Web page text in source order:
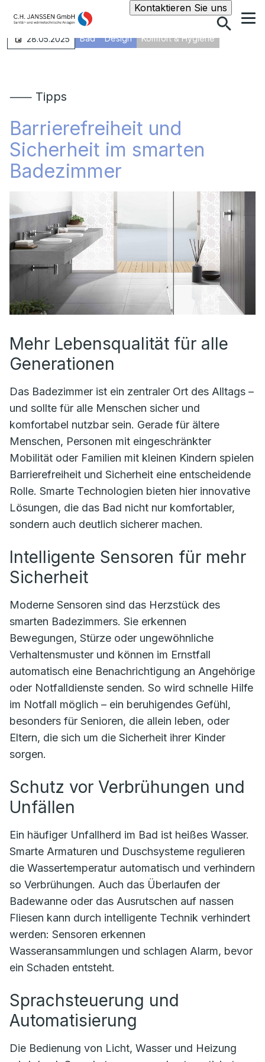
Kontaktieren Sie unsSuche
28.05.2025 Bad Design Komfort & Hygiene
⸺ Tipps
Barrierefreiheit und
Sicherheit im smarten
Badezimmer
Mehr Lebensqualität für alle
Generationen
Das Badezimmer ist ein zentraler Ort des Alltags –
und sollte für alle Menschen sicher und
komfortabel nutzbar sein. Gerade für ältere
Menschen, Personen mit eingeschränkter
Mobilität oder Familien mit kleinen Kindern spielen
Barrierefreiheit und Sicherheit eine entscheidende
Rolle. Smarte Technologien bieten hier innovative
Lösungen, die das Bad nicht nur komfortabler,
sondern auch deutlich sicherer machen.
Intelligente Sensoren für mehr
Sicherheit
Moderne Sensoren sind das Herzstück des
smarten Badezimmers. Sie erkennen
Bewegungen, Stürze oder ungewöhnliche
Verhaltensmuster und können im Ernstfall
automatisch eine Benachrichtigung an Angehörige
oder Notfalldienste senden. So wird schnelle Hilfe
im Notfall möglich – ein beruhigendes Gefühl,
besonders für Senioren, die allein leben, oder
Eltern, die sich um die Sicherheit ihrer Kinder
sorgen.
Schutz vor Verbrühungen und
Unfällen
Ein häufiger Unfallherd im Bad ist heißes Wasser.
Smarte Armaturen und Duschsysteme regulieren
die Wassertemperatur automatisch und verhindern
so Verbrühungen. Auch das Überlaufen der
Badewanne oder das Ausrutschen auf nassen
Fliesen kann durch intelligente Technik verhindert
werden: Sensoren erkennen
Wasseransammlungen und schlagen Alarm, bevor
ein Schaden entsteht.
Sprachsteuerung und
Automatisierung
Die Bedienung von Licht, Wasser und Heizung